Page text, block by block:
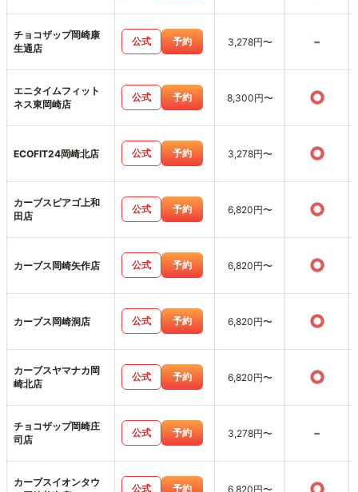
チョコザップ岡崎康
生通店
公式 予約 3,278円〜 -
エニタイムフィット
ネス東岡崎店
公式 予約 8,300円〜 ○
ECOFIT24岡崎北店 公式 予約 3,278円〜 ○
カーブスピアゴ上和
田店
公式 予約 6,820円〜 ○
カーブス岡崎矢作店 公式 予約 6,820円〜 ○
カーブス岡崎洞店 公式 予約 6,820円〜 ○
カーブスヤマナカ岡
崎北店
公式 予約 6,820円〜 ○
チョコザップ岡崎庄
司店
公式 予約 3,278円〜 -
カーブスイオンタウ
公式 予約 6,820円〜